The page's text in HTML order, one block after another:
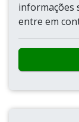
informações
entre em